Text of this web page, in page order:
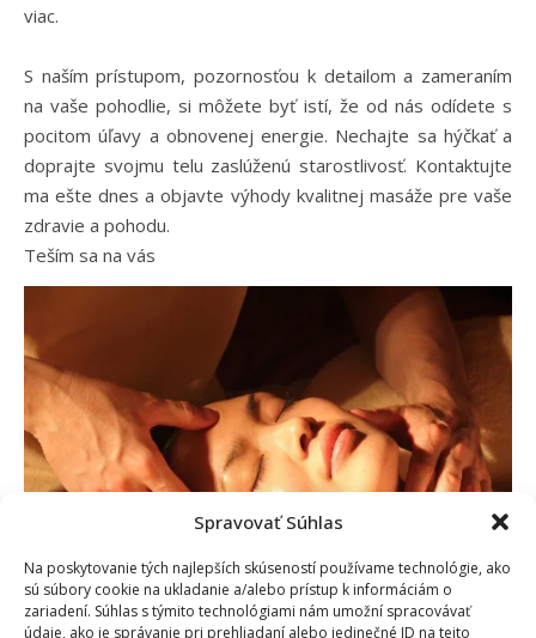
Spravovať Súhlas
Na poskytovanie tých najlepších skúseností používame technológie, ako
sú súbory cookie na ukladanie a/alebo prístup k informáciám o
zariadení. Súhlas s týmito technológiami nám umožní spracovávať
údaje, ako je správanie pri prehliadaní alebo jedinečné ID na tejto
viac.
S naším prístupom, pozornosťou k detailom a zameraním
na vaše pohodlie, si môžete byť istí, že od nás odídete s
pocitom úľavy a obnovenej energie. Nechajte sa hýčkať a
doprajte svojmu telu zaslúženú starostlivosť. Kontaktujte
ma ešte dnes a objavte výhody kvalitnej masáže pre vaše
zdravie a pohodu.
Teším sa na vás